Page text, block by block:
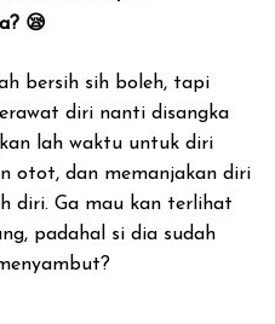
😪
bersih sih boleh, tapi
diri nanti disangka
lah waktu untuk diri
otot, dan memanjakan diri
diri. Ga mau kan terlihat
padahal si dia sudah